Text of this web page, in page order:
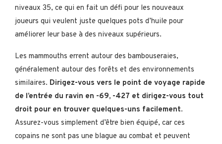
niveaux 35, ce qui en fait un défi pour les nouveaux
joueurs qui veulent juste quelques pots d’huile pour
améliorer leur base à des niveaux supérieurs.
Les mammouths errent autour des bambouseraies,
généralement autour des forêts et des environnements
similaires. Dirigez-vous vers le point de voyage rapide
de l’entrée du ravin en -69, -427 et dirigez-vous tout
droit pour en trouver quelques-uns facilement.
Assurez-vous simplement d’être bien équipé, car ces
copains ne sont pas une blague au combat et peuvent